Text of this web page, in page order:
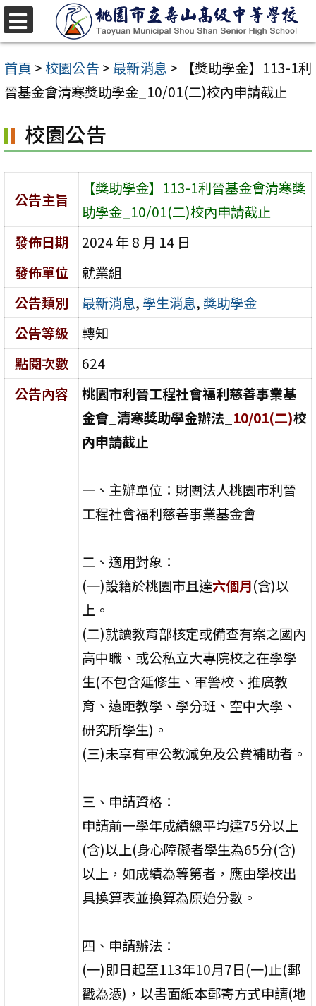
跳
至
主
要
容
區
首頁 >校園公告 >最新消息 >
【獎助學金】113-1利
晉基金會清寒獎助學金_10/01(二)校內申請截止
校園公告
公告主旨
【獎助學金】113-1利晉基金會清寒獎
助學金_10/01(二)校內申請截止
發佈日期
2024 年 8 月 14 日
發佈單位
就業組
公告類別
最新消息, 學生消息, 獎助學金
公告等級
轉知
點閱次數
624
公告內容
桃園市利晉工程社會福利慈善事業基
金會_清寒獎助學金辦法_ 10/01(二)校
內申請截止
一、主辦單位：財團法人桃園市利晉
工程社會福利慈善事業基金會
二、適用對象：
(一)設籍於桃園市且達六個月(含)以
上。
(二)就讀教育部核定或備查有案之國內
高中職、或公私立大專院校之在學學
生(不包含延修生、軍警校、推廣教
育、遠距教學、學分班、空中大學、
研究所學生)。
(三)未享有軍公教減免及公費補助者。
三、申請資格：
申請前一學年成績總平均達75分以上
(含)以上(身心障礙者學生為65分(含)
以上，如成績為等第者，應由學校出
具換算表並換算為原始分數。
四、申請辦法：
(一)即日起至113年10月7日(一)止(郵
戳為憑)，以書面紙本郵寄方式申請(地
選
單